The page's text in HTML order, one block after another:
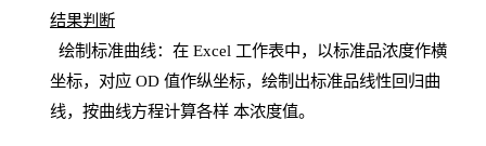
结果判断
绘制标准曲线：在 Excel 工作表中，以标准品浓度作横
坐标，对应OD 值作纵坐标，绘制出标准品线性回归曲
线，按曲线方程计算各样 本浓度值。